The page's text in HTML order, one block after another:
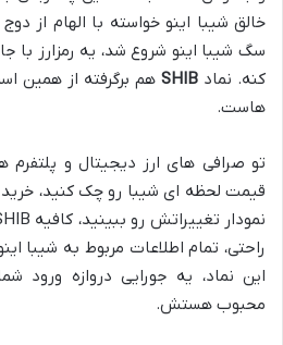
خالق شیبا اینو خواسته با الهام از
سگ شیبا اینو شروع شد، یه رمزارز با
کنه. نماد SHIB هم برگرفته از همین
هاست.
تو صرافی های ارز دیجیتال و پلتفرم
قیمت لحظه ای شیبا رو چک کنید،
راحتی، تمام اطلاعات مربوط به شیبا
این نماد، یه جورایی دروازه ورود
محبوب هستش.